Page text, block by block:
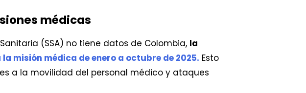
médicas
(SSA) no tiene datos de Colombia, la
misión médica de enero a octubre de 2025. Esto
a la movilidad del personal médico y ataques